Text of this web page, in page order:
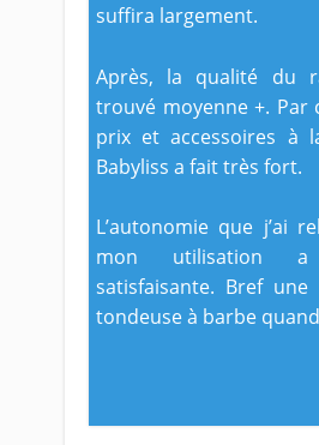
suffira largement.
Après, la qualité du
trouvé moyenne +. Par
prix et accessoires à
Babyliss a fait très fort.
L’autonomie que j’ai
mon utilisation
satisfaisante. Bref
tondeuse à barbe